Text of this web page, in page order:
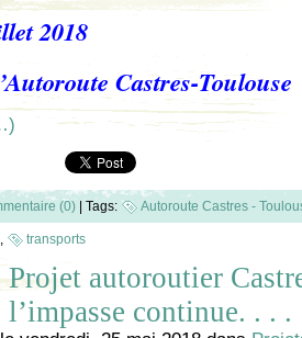
2018
Castres-
(0) Tags: Autoroute Castres -
, transports
Projet autoroutier
l’impasse continue. . . .